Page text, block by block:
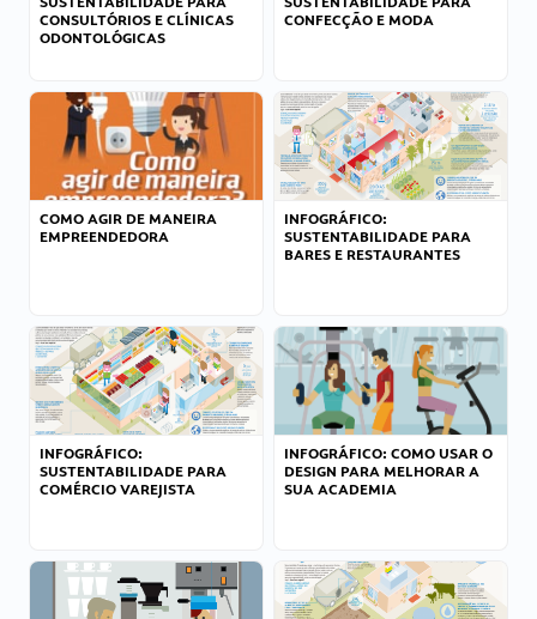
CONSULTÓRIOS E CLÍNICAS
ODONTOLÓGICAS
CONFECÇÃO E MODA
COMO AGIR DE MANEIRA
EMPREENDEDORA
INFOGRÁFICO:
SUSTENTABILIDADE PARA
BARES E RESTAURANTES
INFOGRÁFICO:
SUSTENTABILIDADE PARA
COMÉRCIO VAREJISTA
INFOGRÁFICO: COMO USAR O
DESIGN PARA MELHORAR A
SUA ACADEMIA